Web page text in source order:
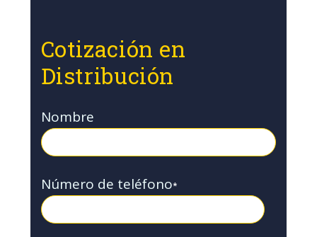
Cotización en
Distribución
Nombre
Número de teléfono*